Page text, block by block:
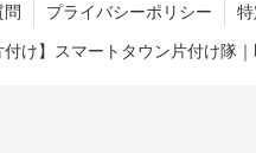
問 プライバシーポリシー
け】スマートタウン片付け隊